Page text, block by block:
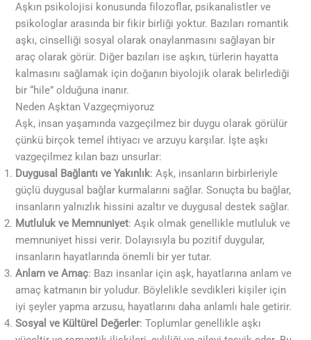
Aşkın psikolojisi konusunda filozoflar, psikanalistler ve
psikologlar arasında bir fikir birliği yoktur. Bazıları romantik
aşkı, cinselliği sosyal olarak onaylanmasını sağlayan bir
araç olarak görür. Diğer bazıları ise aşkın, türlerin hayatta
kalmasını sağlamak için doğanın biyolojik olarak belirlediği
bir “hile” olduğuna inanır.
Neden Aşktan Vazgeçmiyoruz
Aşk, insan yaşamında vazgeçilmez bir duygu olarak görülür
çünkü birçok temel ihtiyacı ve arzuyu karşılar. İşte aşkı
vazgeçilmez kılan bazı unsurlar:
Duygusal Bağlantı ve Yakınlık: Aşk, insanların birbirleriyle
güçlü duygusal bağlar kurmalarını sağlar. Sonuçta bu bağlar,
insanların yalnızlık hissini azaltır ve duygusal destek sağlar.
Mutluluk ve Memnuniyet: Aşık olmak genellikle mutluluk ve
memnuniyet hissi verir. Dolayısıyla bu pozitif duygular,
insanların hayatlarında önemli bir yer tutar.
Anlam ve Amaç: Bazı insanlar için aşk, hayatlarına anlam ve
amaç katmanın bir yoludur. Böylelikle sevdikleri kişiler için
iyi şeyler yapma arzusu, hayatlarını daha anlamlı hale getirir.
Sosyal ve Kültürel Değerler: Toplumlar genellikle aşkı